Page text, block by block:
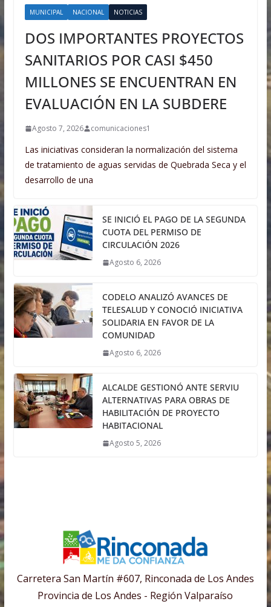
MUNICIPAL NACIONAL NOTICIAS
DOS IMPORTANTES PROYECTOS
SANITARIOS POR CASI $450
MILLONES SE ENCUENTRAN EN
EVALUACIÓN EN LA SUBDERE
Agosto 7, 2026 comunicaciones1
Las iniciativas consideran la normalización del sistema
de tratamiento de aguas servidas de Quebrada Seca y el
desarrollo de una
SE INICIÓ EL PAGO DE LA SEGUNDA
CUOTA DEL PERMISO DE
CIRCULACIÓN 2026
Agosto 6, 2026
CODELO ANALIZÓ AVANCES DE
TELESALUD Y CONOCIÓ INICIATIVA
SOLIDARIA EN FAVOR DE LA
COMUNIDAD
Agosto 6, 2026
ALCALDE GESTIONÓ ANTE SERVIU
ALTERNATIVAS PARA OBRAS DE
HABILITACIÓN DE PROYECTO
HABITACIONAL
Agosto 5, 2026
Carretera San Martín #607, Rinconada de Los Andes
Provincia de Los Andes - Región Valparaíso